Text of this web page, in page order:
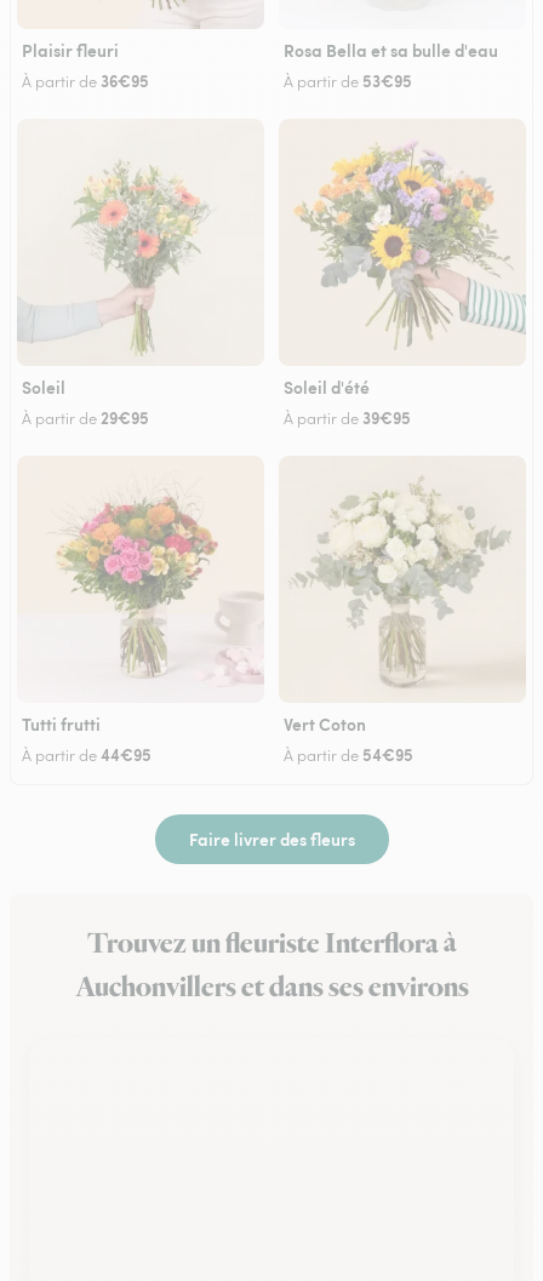
Plaisir fleuri
À partir de 36€95
Rosa Bella et sa bulle d'eau
À partir de 53€95
Soleil
À partir de 29€95
Soleil d'été
À partir de 39€95
Tutti frutti
À partir de44€95
Vert Coton
À partir de 54€95
Faire livrer des fleurs
Trouvez un fleuriste Interflora à
Auchonvillers et dans ses environs